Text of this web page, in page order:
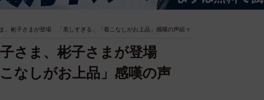
、彬子さまが登場 「美しすぎる」「着こなしがお上品」感嘆の声続々
さま、彬子さまが登場
なしがお上品」感嘆の声